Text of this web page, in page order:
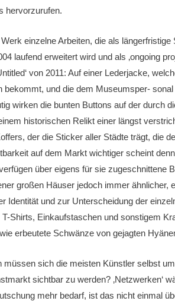
hervorzurufen.
einzelne Arbeiten, die als
laufend erweitert wird und als ‚ongoing
von 2011: Auf einer Lederjacke,
und die dem Museumsper-
wirken die bunten Buttons auf der durch
historischen Relikt einer längst
der die Sticker aller Städte trägt, die
auf dem Markt wichtiger scheint
über eigens für sie
großen Häuser jedoch immer
Identität und zur Unterscheidung der
Shirts, Einkaufstaschen und sonstigem
erbeutete Schwänze von gejagten
müssen sich die meisten Künstler selbst
sichtbar zu werden? ‚Netzwerken‘
mehr bedarf, ist das nicht einmal